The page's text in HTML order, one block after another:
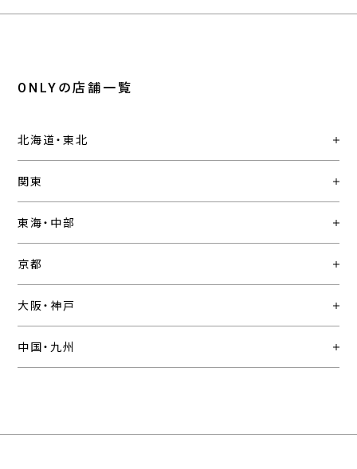
ONLYの店舗一覧
北海道・東北
関東
東海・中部
京都
大阪・神戸
中国・九州